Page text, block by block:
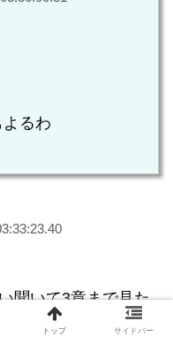
るわ
聞いて3章まで見た
トップ サイドバー